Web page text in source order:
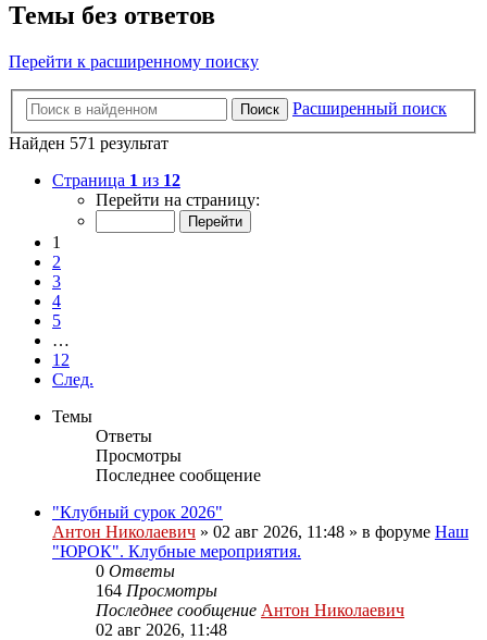
Темы без ответов
Перейти к расширенному поиску
Поиск
Расширенный поиск
Найден 571 результат
Страница 1 из 12
Перейти на страницу:
1
2
3
4
5
…
12
След.
Темы
Ответы
Просмотры
Последнее сообщение
"Клубный сурок 2026"
Антон Николаевич » 02 авг 2026, 11:48 » в форуме Наш
"ЮРОК". Клубные мероприятия.
0 Ответы
164 Просмотры
Последнее сообщение Антон Николаевич
02 авг 2026, 11:48